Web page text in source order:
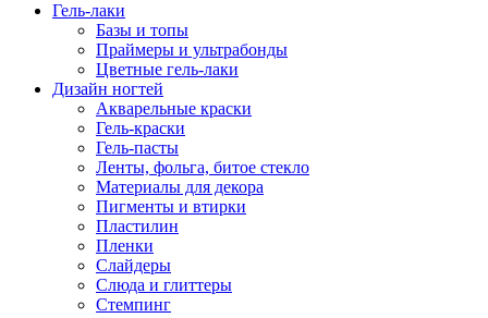
Гель-лаки
Базы и топы
Праймеры и ультрабонды
Цветные гель-лаки
Дизайн ногтей
Акварельные краски
Гель-краски
Гель-пасты
Ленты, фольга, битое стекло
Материалы для декора
Пигменты и втирки
Пластилин
Пленки
Слайдеры
Слюда и глиттеры
Стемпинг